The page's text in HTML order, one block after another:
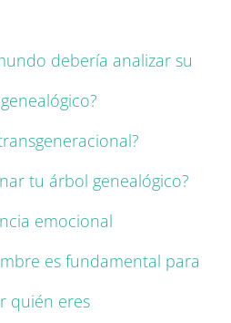
debería analizar su
tu árbol genealógico?
emocional
es fundamental para
quién eres